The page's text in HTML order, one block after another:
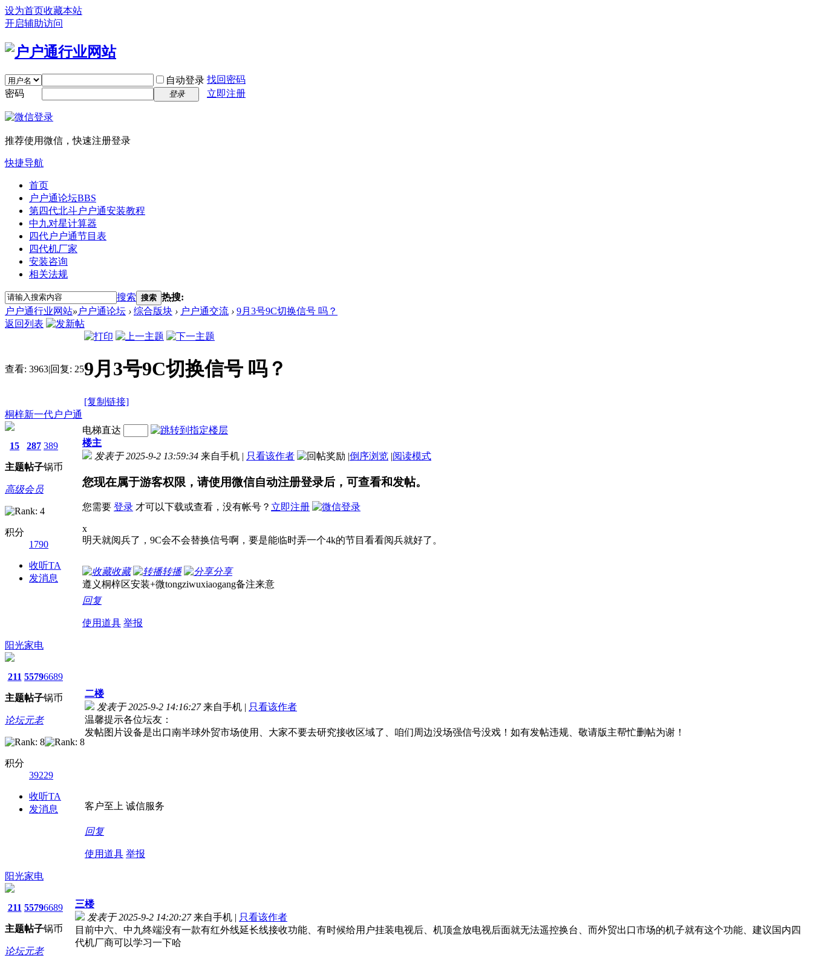
设为首页收藏本站
开启辅助访问
自动登录 找回密码
密码
登录 立即注册
推荐使用微信，快速注册登录
快捷导航
首页
户户通论坛BBS
第四代北斗户户通安装教程
中九对星计算器
四代户户通节目表
四代机厂家
安装咨询
相关法规
搜索 搜索 热搜:
户户通行业网站» 户户通论坛 › 综合版块 › 户户通交流 › 9月3号9C切换信号 吗？
返回列表
查看: 3963|回复: 259月3号9C切换信号 吗？
[复制链接]
桐梓新一代户户通
15
主题
287
帖子
389
锅币
高级会员
积分
1790
收听TA
发消息
电梯直达
楼主
发表于 2025-9-2 13:59:34 来自手机 | 只看该作者 |倒序浏览 |阅读模式
您现在属于游客权限，请使用微信自动注册登录后，可查看和发帖。
您需要 登录 才可以下载或查看，没有帐号？ 立即注册
x
明天就阅兵了，9C会不会替换信号啊，要是能临时弄一个4k的节目看看阅兵就好了。
收藏 转播
分享
遵义桐梓区安装+微tongziwuxiaogang备注来意
回复
使用道具 举报
阳光家电
211
主题
5579
帖子
6689
锅币
论坛元老
积分
39229
收听TA
发消息
二楼
发表于 2025-9-2 14:16:27 来自手机 | 只看该作者
温馨提示各位坛友：
发帖图片设备是出口南半球外贸市场使用、大家不要去研究接收区域了、咱们周边没场强信号没戏！如有发帖违规、敬请版主帮忙删帖为谢！
客户至上 诚信服务
回复
使用道具 举报
阳光家电
211
主题
5579
帖子
6689
锅币
论坛元老
三楼
发表于 2025-9-2 14:20:27 来自手机 | 只看该作者
目前中六、中九终端没有一款有红外线延长线接收功能、有时候给用户挂装电视后、机顶盒放电视后面就无法遥控换台、而外贸出口市场的机子就有这个功能、建议国内四
代机厂商可以学习一下哈